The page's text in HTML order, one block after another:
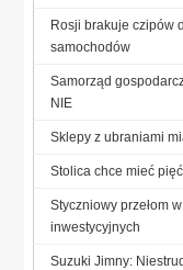
Rosji brakuje czipów
samochodów
Samorząd
NIE
Sklepy z ubraniami
Stolica chce mieć
Styczniowy przełom
inwestycyjnych
Suzuki Jimny: